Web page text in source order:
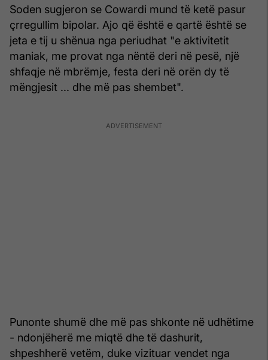
Soden sugjeron se Cowardi mund të ketë pasur
çrregullim bipolar. Ajo që është e qartë është se
jeta e tij u shënua nga periudhat "e aktivitetit
maniak, me provat nga nëntë deri në pesë, një
shfaqje në mbrëmje, festa deri në orën dy të
mëngjesit ... dhe më pas shembet".
Punonte shumë dhe më pas shkonte në udhëtime
- ndonjëherë me miqtë dhe të dashurit,
shpeshherë vetëm, duke vizituar vendet nga